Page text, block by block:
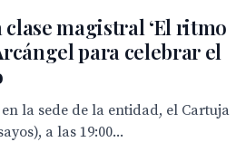
clase magistral ‘El ritmo
para celebrar el
la sede de la entidad, el Cartuja
a las 19:00...